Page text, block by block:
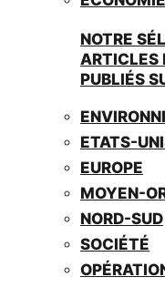
NOTRE
ARTICLES
PUBLIÉS
ETATS-
EUROPE
MOYEN-
NORD-SUD
SOCIÉTÉ